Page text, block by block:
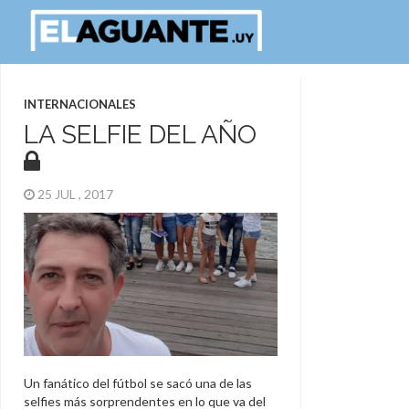
INTERNACIONALES
LA SELFIE DEL AÑO
25 JUL , 2017
Un fanático del fútbol se sacó una de las
selfies más sorprendentes en lo que va del